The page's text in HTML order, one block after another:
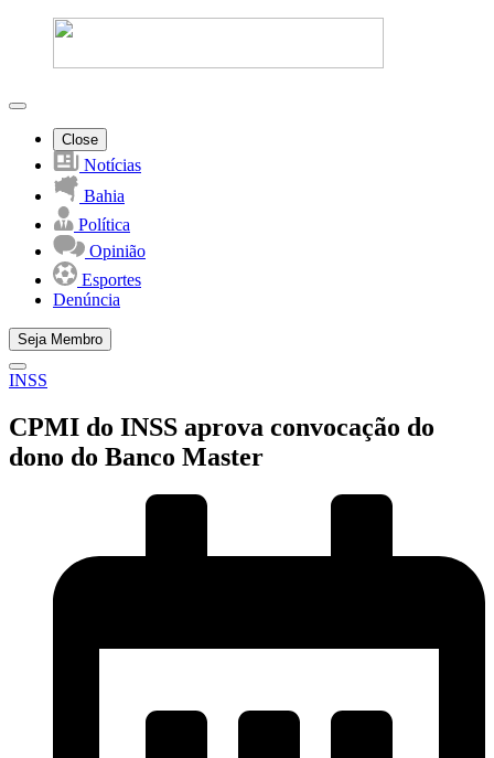
Close
Notícias
Bahia
Política
Opinião
Esportes
Denúncia
Seja Membro
INSS
CPMI do INSS aprova convocação do
dono do Banco Master